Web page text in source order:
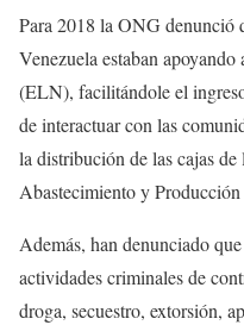
Para 2018 la ONG denunció
Venezuela estaban
(ELN), facilitándole el
de interactuar con las
la distribución de las cajas
Abastecimiento y
Además, han denunciado
actividades criminales de
droga, secuestro, extorsión,